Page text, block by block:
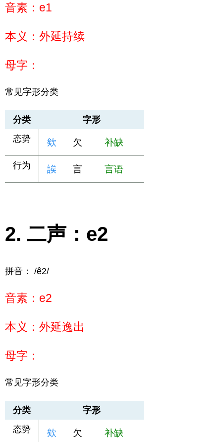
音素：e1
本义：外延持续
母字：
常见字形分类
分类
字形
态势
欸 欠 补缺
行为 誒 言 言语
二声：e2
拼音： /ê2/
音素：e2
本义：外延逸出
母字：
常见字形分类
分类
字形
态势
欸 欠 补缺